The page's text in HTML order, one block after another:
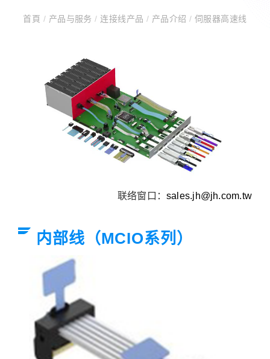
首頁 / 产品与服务/ 连接线产品 / 产品介绍/ 伺服器高速线
联络窗口： sales.jh@jh.com.tw
内部线（MCIO系列）